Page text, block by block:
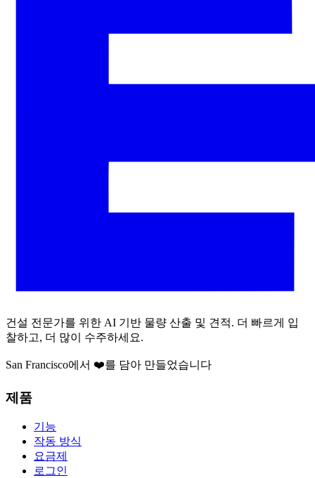
건설 전문가를 위한 AI 기반 물량 산출 및 견적. 더 빠르게 입
찰하고, 더 많이 수주하세요.
San Francisco에서 ❤️를 담아 만들었습니다
제품
기능
작동 방식
요금제
로그인